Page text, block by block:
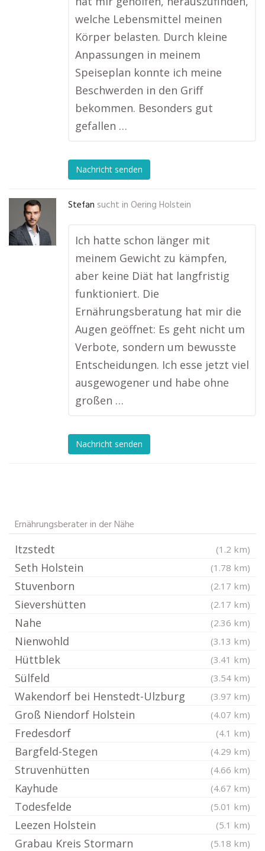
welche Lebensmittel meinen
Körper belasten. Durch kleine
Anpassungen in meinem
Speiseplan konnte ich meine
Beschwerden in den Griff
bekommen. Besonders gut
gefallen …
Nachricht senden
Stefan sucht in Oering Holstein
Ich hatte schon länger mit
meinem Gewicht zu kämpfen,
aber keine Diät hat langfristig
funktioniert. Die
Ernährungsberatung hat mir die
Augen geöffnet: Es geht nicht um
Verbote, sondern um bewusste
Entscheidungen. Ich esse jetzt viel
ausgewogener und habe ohne
großen …
Nachricht senden
Ernährungsberater in der Nähe
Itzstedt (1.2 km)
Seth Holstein (1.78 km)
Stuvenborn (2.17 km)
Sievershütten (2.17 km)
Nahe (2.36 km)
Nienwohld (3.13 km)
Hüttblek (3.41 km)
Sülfeld (3.54 km)
Wakendorf bei Henstedt-Ulzburg (3.97 km)
Groß Niendorf Holstein (4.07 km)
Fredesdorf (4.1 km)
Bargfeld-Stegen (4.29 km)
Struvenhütten (4.66 km)
Kayhude (4.67 km)
Todesfelde (5.01 km)
Leezen Holstein (5.1 km)
Grabau Kreis Stormarn (5.18 km)